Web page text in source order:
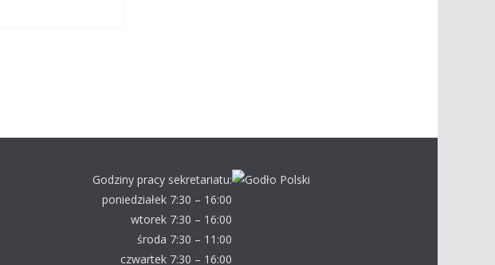
Godziny pracy sekretariatu:
poniedziałek 7:30 – 16:00
wtorek 7:30 – 16:00
środa 7:30 – 11:00
czwartek 7:30 – 16:00